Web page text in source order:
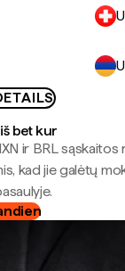
bet kur
ir BRL
kad jie galėtų